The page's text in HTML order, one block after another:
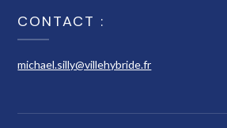
CONTACT :
michael.silly@villehybride.fr